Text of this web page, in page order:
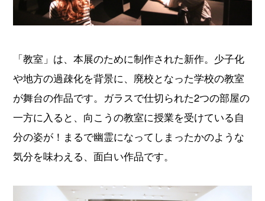
「教室」は、本展のために制作された新作。少子化
や地方の過疎化を背景に、廃校となった学校の教室
が舞台の作品です。ガラスで仕切られた2つの部屋の
一方に入ると、向こうの教室に授業を受けている自
分の姿が！まるで幽霊になってしまったかのような
気分を味わえる、面白い作品です。